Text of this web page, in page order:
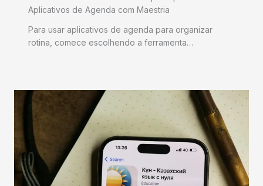
Aplicativos de Agenda com Maestria
Para usar aplicativos de agenda para organizar
rotina, comece escolhendo a ferramenta…